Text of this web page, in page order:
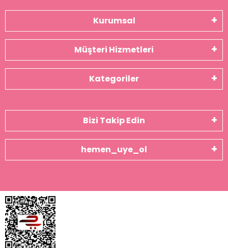
Kurumsal
Müşteri Hizmetleri
Kategoriler
Bizi Takip Edin
hemen_uye_ol